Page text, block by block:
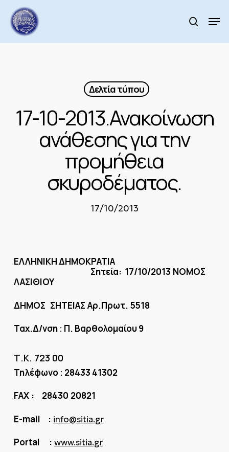
main
content
search
Δελτία τύπου
17-10-2013.Ανακοίνωση
ανάθεσης για την
προμήθεια
σκυροδέματος.
17/10/2013
ΕΛΛΗΝΙΚΗ ΔΗΜΟΚΡΑΤΙΑ
Σητεία: 17/10/2013 ΝΟΜΟΣ
ΛΑΣΙΘΙΟΥ
ΔΗΜΟΣ ΣΗΤΕΙΑΣ Αρ.Πρωτ. 5518
Ταχ.Δ/νση: Π. Βαρθολομαίου 9
Τ.Κ. 723 00
Τηλέφωνο: 28433 41302
FAX : 28430 20821
E-mail : info@sitia.gr
Portal : www.sitia.gr
Menu